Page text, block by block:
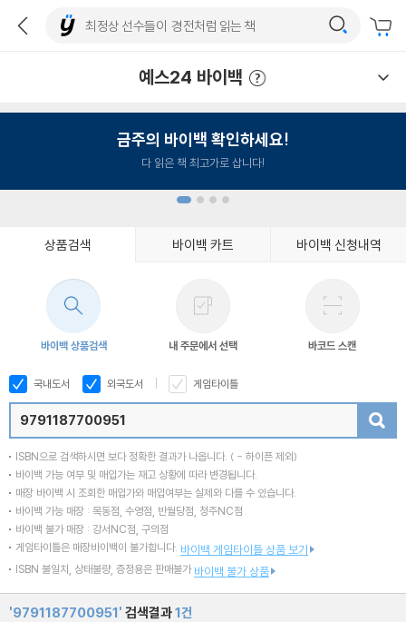
예스24 바이백
금주의 바이백 확인하세요!
다 읽은 책 최고가로 삽니다!
상품검색 바이백 카트 바이백 신청내역
바이백 상품검색 내 주문에서 선택 바코드 스캔
국내도서 외국도서 게임타이틀
ISBN으로 검색하시면 보다 정확한 결과가 나옵니다. ( - 하이픈 제외)
바이백 가능 여부 및 매입가는 재고 상황에 따라 변경됩니다.
매장 바이백 시 조회한 매입가와 매입여부는 실제와 다를 수 있습니다.
바이백 가능 매장 : 목동점, 수영점, 반월당점, 청주NC점
바이백 불가 매장 : 강서NC점, 구의점
게임타이틀은 매장바이백이 불가합니다. 바이백 게임타이틀 상품 보기
ISBN 불일치, 상태불량, 증정용은 판매불가 바이백 불가 상품
'9791187700951' 검색결과1건